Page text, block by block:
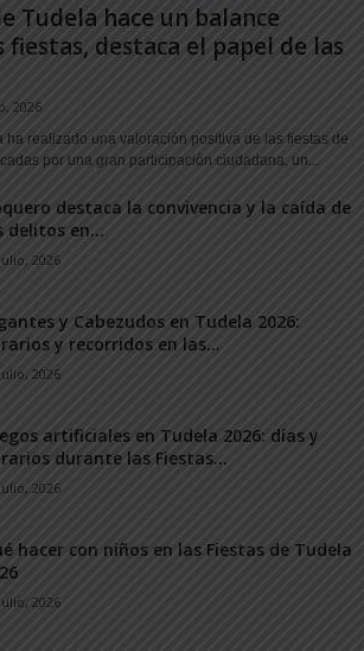
Tudela hace un balance
destaca el papel de las
2026
ha realizado una valoración positiva de las fiestas de
por una gran participación ciudadana, un...
destaca la convivencia y la caída de
delitos en...
2026
y Cabezudos en Tudela 2026:
y recorridos en las...
2026
artificiales en Tudela 2026: días y
durante las Fiestas...
2026
hacer con niños en las Fiestas de Tudela
2026